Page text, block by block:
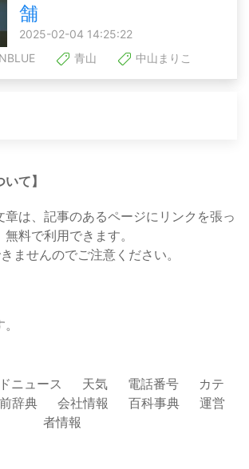
舗
2025-02-04 14:25:22
青山 中山まりこ
て】
章は、記事のあるページにリンクを張っ
料で利用できます。
ませんのでご注意ください。
ニュース 天気 電話番号
カテ
辞典 会社情報 百科事典
運営
者情報